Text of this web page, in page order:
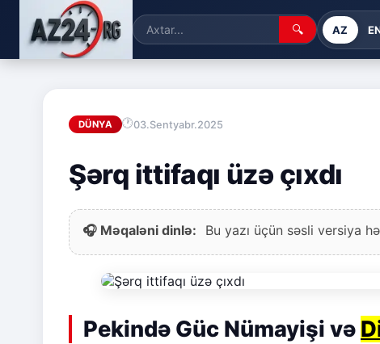
🔍 AZ
DÜNYA 03.Sentyabr.2025
Şərq ittifaqı üzə çıxdı
🎧 Məqaləni dinlə: Bu yazı üçün səsli versiya
Pekində Güc Nümayişi və